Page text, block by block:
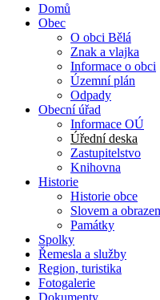
Domů
Obec
O obci Bělá
Znak a vlajka
Informace o obci
Územní plán
Odpady
Obecní úřad
Informace OÚ
Úřední deska
Zastupitelstvo
Knihovna
Historie
Historie obce
Slovem a
Památky
Spolky
Řemesla a služby
Region, turistika
Fotogalerie
Dokumenty